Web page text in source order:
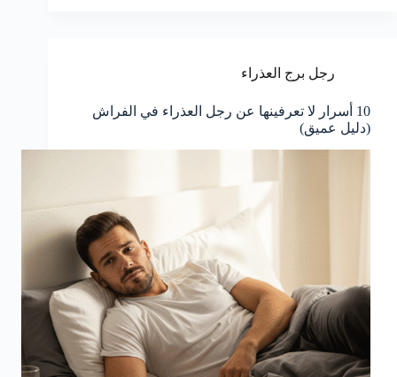
رجل برج العذراء
10 أسرار لا تعرفينها عن رجل العذراء في الفراش
(دليل عميق)